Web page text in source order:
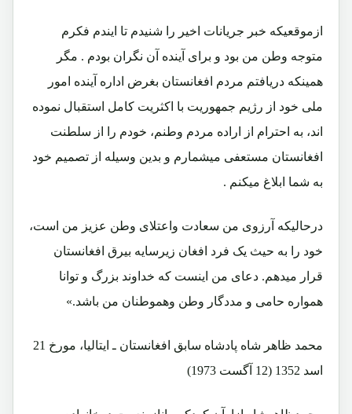
ازموقعیکه خبر جریانات اخیر را شنیدم تا ایندم فکرم
متوجه وطن من بود و برای آینده آن نگران بودم . مگر
همینکه دریافتم مردم افغانستان بغرض اداره آینده امور
ملی خود از رژیم جمهوریت با اکثریت کامل استقبال نموده
اند، به احترام از اراده مردم وطنم، خودم را از سلطنت
افغانستان مستعفی میشمارم و بدین وسیله از تصمیم خود
به شما ابلاغ میکنم .
درحالیکه آرزوی من سعادت واعتلای وطن عزیز من است،
خود را به حیث یک فرد افغان زیرسایه بیرق افغانستان
قرار میدهم. دعای من اینست که خداوند بزرگ و توانا
همواره حامی و مددگار وطن وهموطنان من باشد.»
محمد ظاهر شاه پادشاه سابق افغانستان ـ ایتالیا، مورخ 21
اسد 1352 (12 آگست 1973)